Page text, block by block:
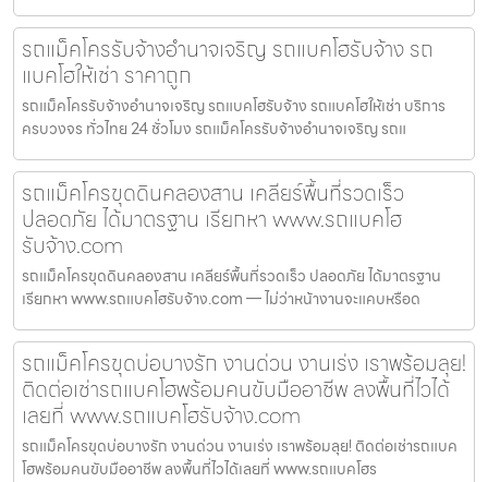
รถแม็คโครรับจ้างอำนาจเจริญ รถแบคโฮรับจ้าง รถ
แบคโฮให้เช่า ราคาถูก
รถแม็คโครรับจ้างอำนาจเจริญ รถแบคโฮรับจ้าง รถแบคโฮให้เช่า บริการ
ครบวงจร ทั่วไทย 24 ชั่วโมง รถแม็คโครรับจ้างอำนาจเจริญ รถแ
รถแม็คโครขุดดินคลองสาน เคลียร์พื้นที่รวดเร็ว
ปลอดภัย ได้มาตรฐาน เรียกหา www.รถแบคโฮ
รับจ้าง.com
รถแม็คโครขุดดินคลองสาน เคลียร์พื้นที่รวดเร็ว ปลอดภัย ได้มาตรฐาน
เรียกหา www.รถแบคโฮรับจ้าง.com — ไม่ว่าหน้างานจะแคบหรือด
รถแม็คโครขุดบ่อบางรัก งานด่วน งานเร่ง เราพร้อมลุย!
ติดต่อเช่ารถแบคโฮพร้อมคนขับมืออาชีพ ลงพื้นที่ไวได้
เลยที่ www.รถแบคโฮรับจ้าง.com
รถแม็คโครขุดบ่อบางรัก งานด่วน งานเร่ง เราพร้อมลุย! ติดต่อเช่ารถแบค
โฮพร้อมคนขับมืออาชีพ ลงพื้นที่ไวได้เลยที่ www.รถแบคโฮร